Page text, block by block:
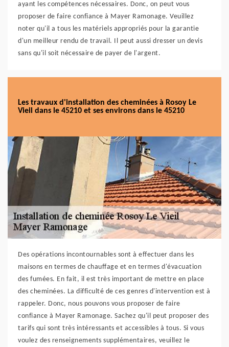
ayant les compétences nécessaires. Donc, on peut vous
proposer de faire confiance à Mayer Ramonage. Veuillez
noter qu'il a tous les matériels appropriés pour la garantie
d'un meilleur rendu de travail. Il peut aussi dresser un devis
sans qu'il soit nécessaire de payer de l'argent.
Les travaux d'installation des cheminées à Rosoy Le
Vieil dans le 45210 et ses environs dans le 45210
Des opérations incontournables sont à effectuer dans les
maisons en termes de chauffage et en termes d'évacuation
des fumées. En fait, il est très important de mettre en place
des cheminées. La difficulté de ces genres d'intervention est à
rappeler. Donc, nous pouvons vous proposer de faire
confiance à Mayer Ramonage. Sachez qu'il peut proposer des
tarifs qui sont très intéressants et accessibles à tous. Si vous
voulez des renseignements supplémentaires, veuillez le